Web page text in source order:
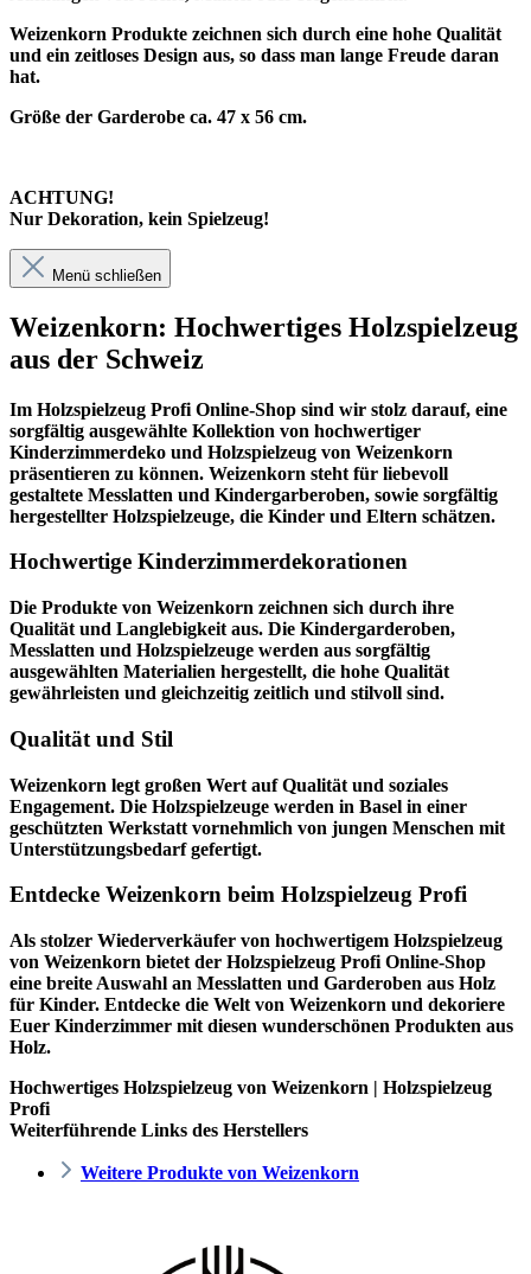
Weizenkorn Produkte zeichnen sich durch eine hohe Qualität
und ein zeitloses Design aus, so dass man lange Freude daran
hat.
Größe der Garderobe ca. 47 x 56 cm.
ACHTUNG!
Nur Dekoration, kein Spielzeug!
Menü schließen
Weizenkorn: Hochwertiges Holzspielzeug
aus der Schweiz
Im Holzspielzeug Profi Online-Shop sind wir stolz darauf, eine
sorgfältig ausgewählte Kollektion von hochwertiger
Kinderzimmerdeko und Holzspielzeug von Weizenkorn
präsentieren zu können. Weizenkorn steht für liebevoll
gestaltete Messlatten und Kindergarberoben, sowie sorgfältig
hergestellter Holzspielzeuge, die Kinder und Eltern schätzen.
Hochwertige Kinderzimmerdekorationen
Die Produkte von Weizenkorn zeichnen sich durch ihre
Qualität und Langlebigkeit aus. Die Kindergarderoben,
Messlatten und Holzspielzeuge werden aus sorgfältig
ausgewählten Materialien hergestellt, die hohe Qualität
gewährleisten und gleichzeitig zeitlich und stilvoll sind.
Qualität und Stil
Weizenkorn legt großen Wert auf Qualität und soziales
Engagement. Die Holzspielzeuge werden in Basel in einer
geschützten Werkstatt vornehmlich von jungen Menschen mit
Unterstützungsbedarf gefertigt.
Entdecke Weizenkorn beim Holzspielzeug Profi
Als stolzer Wiederverkäufer von hochwertigem Holzspielzeug
von Weizenkorn bietet der Holzspielzeug Profi Online-Shop
eine breite Auswahl an Messlatten und Garderoben aus Holz
für Kinder. Entdecke die Welt von Weizenkorn und dekoriere
Euer Kinderzimmer mit diesen wunderschönen Produkten aus
Holz.
Hochwertiges Holzspielzeug von Weizenkorn | Holzspielzeug
Profi
Weiterführende Links des Herstellers
Weitere Produkte von Weizenkorn